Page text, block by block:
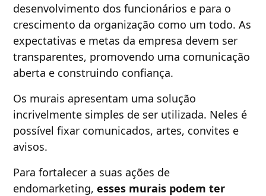
desenvolvimento dos funcionários e para o
crescimento da organização como um todo. As
expectativas e metas da empresa devem ser
transparentes, promovendo uma comunicação
aberta e construindo confiança.
Os murais apresentam uma solução
incrivelmente simples de ser utilizada. Neles é
possível fixar comunicados, artes, convites e
avisos.
Para fortalecer a suas ações de
endomarketing,esses murais podem ter